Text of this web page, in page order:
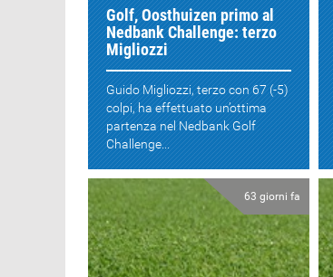
Golf, Oosthuizen primo al
Nedbank Challenge: terzo
Migliozzi
Guido Migliozzi, terzo con 67 (-5)
colpi, ha effettuato un’ottima
partenza nel Nedbank Golf
Challenge...
63 giorni fa